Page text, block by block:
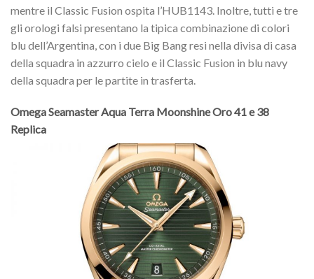
mentre il Classic Fusion ospita l’HUB1143. Inoltre, tutti e tre
gli orologi falsi presentano la tipica combinazione di colori
blu dell’Argentina, con i due Big Bang resi nella divisa di casa
della squadra in azzurro cielo e il Classic Fusion in blu navy
della squadra per le partite in trasferta.
Omega Seamaster Aqua Terra Moonshine Oro 41 e 38
Replica